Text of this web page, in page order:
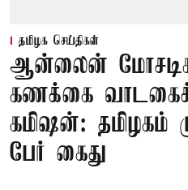
தமிழக செய்திகள்
ஆன்லைன்
கணக்கை
கமிஷன்: தமிழகம்
பேர் கைது